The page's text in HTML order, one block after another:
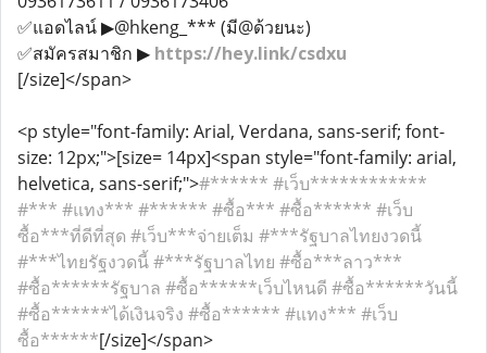
✅แอดไลน์ ▶@hkeng_*** (มี@ด้วยนะ)
✅สมัครสมาชิก ▶ https://hey.link/csdxu
[/size]</span>
<p style="font-family: Arial, Verdana, sans-serif; font-
size: 12px;">[size= 14px]<span style="font-family: arial,
helvetica, sans-serif;">#****** #เว็บ************
#*** #แทง*** #****** #ซื้อ*** #ซื้อ****** #เว็บ
ซื้อ***ที่ดีที่สุด #เว็บ***จ่ายเต็ม #***รัฐบาลไทยงวดนี้
#***ไทยรัฐงวดนี้ #***รัฐบาลไทย #ซื้อ***ลาว***
#ซื้อ******รัฐบาล #ซื้อ******เว็บไหนดี #ซื้อ******วันนี้
#ซื้อ******ได้เงินจริง #ซื้อ****** #แทง*** #เว็บ
ซื้อ******[/size]</span>